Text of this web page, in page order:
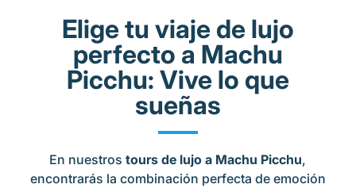
Elige tu viaje de lujo
perfecto a Machu
Picchu: Vive lo que
sueñas
En nuestrostours de lujo a Machu Picchu,
encontrarás la combinación perfecta de emoción